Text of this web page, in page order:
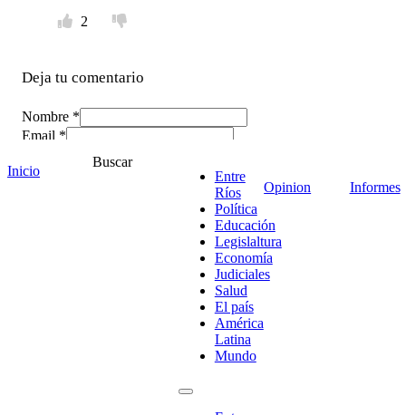
2
Deja tu comentario
Nombre *
Email *
*
Inicio
Buscar
Entre
Ríos
Política
Educación
Legislaltura
Economía
Judiciales
Salud
El país
América
Latina
Mundo
Opinion Informes